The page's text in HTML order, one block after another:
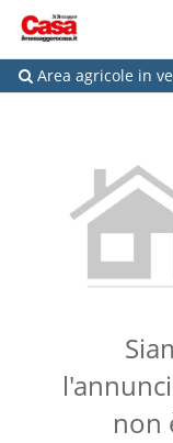
Area agricole in
non